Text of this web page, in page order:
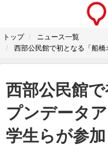
トップ
ニュース一覧
西部公民館で初となる「船
西部公民館
プンデータ
学生らが参加